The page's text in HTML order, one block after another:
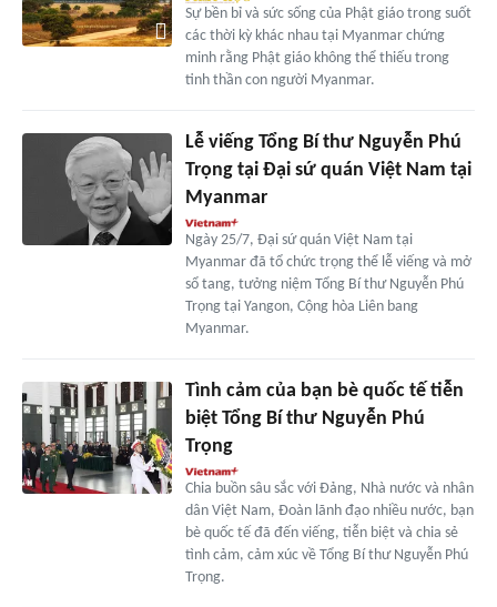
Sự bền bỉ và sức sống của Phật giáo trong suốt
các thời kỳ khác nhau tại Myanmar chứng
minh rằng Phật giáo không thể thiếu trong
tinh thần con người Myanmar.
Lễ viếng Tổng Bí thư Nguyễn Phú
Trọng tại Đại sứ quán Việt Nam tại
Myanmar
Ngày 25/7, Đại sứ quán Việt Nam tại
Myanmar đã tổ chức trọng thể lễ viếng và mở
sổ tang, tưởng niệm Tổng Bí thư Nguyễn Phú
Trọng tại Yangon, Cộng hòa Liên bang
Myanmar.
Tình cảm của bạn bè quốc tế tiễn
biệt Tổng Bí thư Nguyễn Phú
Trọng
Chia buồn sâu sắc với Đảng, Nhà nước và nhân
dân Việt Nam, Đoàn lãnh đạo nhiều nước, bạn
bè quốc tế đã đến viếng, tiễn biệt và chia sẻ
tình cảm, cảm xúc về Tổng Bí thư Nguyễn Phú
Trọng.